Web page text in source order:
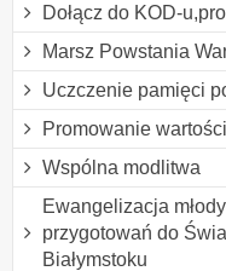
Dołącz do KOD-
Marsz Powstania
Uczczenie pamięci
Promowanie
Wspólna modlitwa
Ewangelizacja
przygotowań do
Białymstoku